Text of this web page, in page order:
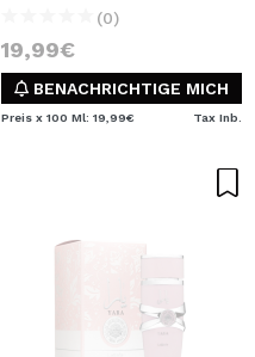
(0)
19,99€
BENACHRICHTIGE MICH
Preis x 100 Ml: 19,99€ Tax Inb.